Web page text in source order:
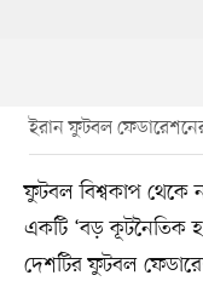
ইরান ফুটবল
ফুটবল বিশ্বকাপ থেকে
একটি ‘বড় কূটনৈতিক
দেশটির ফুটবল